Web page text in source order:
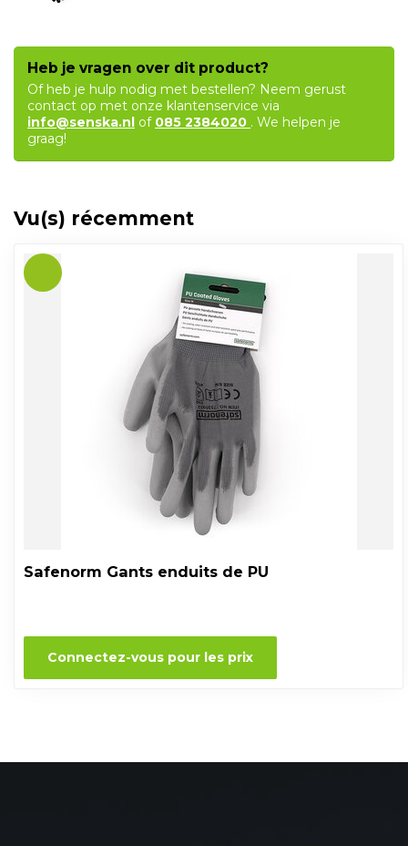
Heb je vragen over dit product?
Of heb je hulp nodig met bestellen? Neem gerust
contact op met onze klantenservice via
info@senska.nl of 085 2384020 . We helpen je
graag!
Vu(s) récemment
Safenorm Gants enduits de PU
Connectez-vous pour les prix